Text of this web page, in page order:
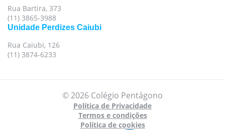
Rua Bartira, 373
(11) 3865-3988
Unidade Perdizes Caiubi
Rua Caiubi, 126
(11) 3874-6233
© 2026 Colégio Pentágono
Política de Privacidade
Termos e condições
Política de cookies